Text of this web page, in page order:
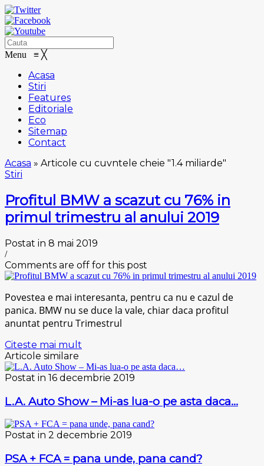
Menu ≡ ╳
Acasa
Stiri
Features
Editoriale
Eco
Sitemap
Contact
Acasa » Articole cu cuvntele cheie "1.4 miliarde"
Stiri
Profitul BMW a scazut cu 76% in
primul trimestru al anului 2019
Postat in 8 mai 2019
/
Comments are off for this post
Povestea e mai interesanta, pentru ca nu e cazul de
panica. BMW nu se duce la vale, chiar daca profitul
anuntat pentru Trimestrul
Citeste mai mult
Articole similare
Postat in 16 decembrie 2019
L.A. Auto Show – Mi-as lua-o pe asta daca…
Postat in 2 decembrie 2019
PSA + FCA = pana unde, pana cand?